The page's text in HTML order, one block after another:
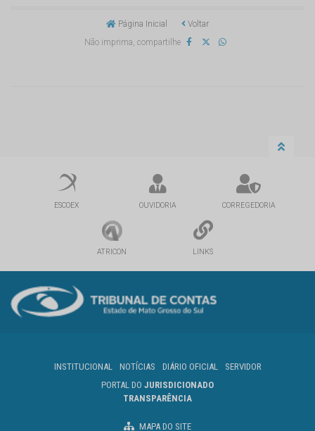
Página Inicial
Voltar
Não imprima, compartilhe
ESCOEX OUVIDORIA CORREGEDORIA
ATRICON LINKS
INSTITUCIONAL NOTÍCIAS DIÁRIO OFICIAL
SERVIDOR
PORTAL DO JURISDICIONADO
TRANSPARÊNCIA
MAPA DO SITE